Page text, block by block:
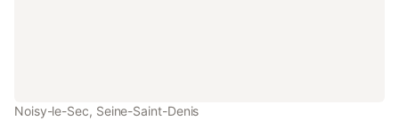
Noisy-le-Sec, Seine-Saint-Denis